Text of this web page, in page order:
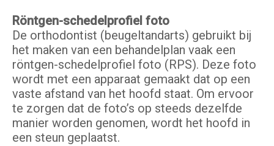
Röntgen-schedelprofiel foto
De orthodontist (beugeltandarts) gebruikt bij
het maken van een behandelplan vaak een
röntgen-schedelprofiel foto (RPS). Deze foto
wordt met een apparaat gemaakt dat op een
vaste afstand van het hoofd staat. Om ervoor
te zorgen dat de foto’s op steeds dezelfde
manier worden genomen, wordt het hoofd in
een steun geplaatst.